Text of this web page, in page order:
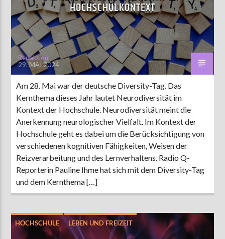
HOCHSCHULKONTEXT
Redaktion
29. MAI 2024
Am 28. Mai war der deutsche Diversity-Tag. Das
Kernthema dieses Jahr lautet Neurodiversität im
Kontext der Hochschule. Neurodiversität meint die
Anerkennung neurologischer Vielfalt. Im Kontext der
Hochschule geht es dabei um die Berücksichtigung von
verschiedenen kognitiven Fähigkeiten, Weisen der
Reizverarbeitung und des Lernverhaltens. Radio Q-
Reporterin Pauline Ihme hat sich mit dem Diversity-Tag
und dem Kernthema […]
HOCHSCHULE LEBEN UND FREIZEIT